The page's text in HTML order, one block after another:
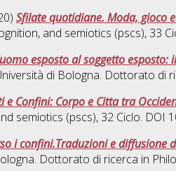
Sfilate quotidiane. Moda, gioco
and semiotics (pscs), 33
esposto al soggetto
di Bologna. Dottorato di
e Confini: Corpo e Citta tra
semiotics (pscs), 32 Ciclo. DOI
i confini.Traduzioni e diffusione
Dottorato di ricerca in